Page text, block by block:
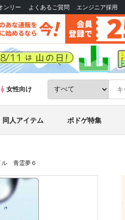
ンリー よくあるご質問 エンジニア採用
女性向け
同人アイテム ボドゲ特集
ル 青霊夢６